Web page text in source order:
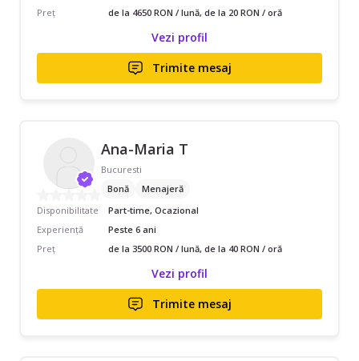
Preț
de la 4650 RON / lună, de la 20 RON / oră
Vezi profil
Trimite mesaj
Ana-Maria T
Bucuresti
Bonă
Menajeră
Disponibilitate
Part-time, Ocazional
Experiență
Peste 6 ani
Preț
de la 3500 RON / lună, de la 40 RON / oră
Vezi profil
Trimite mesaj